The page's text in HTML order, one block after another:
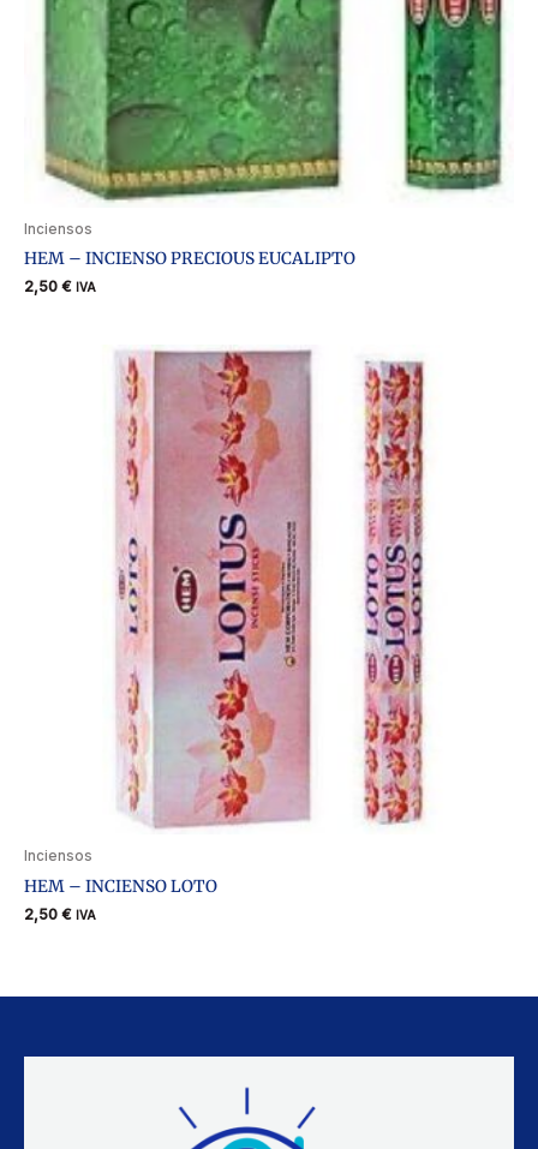
Inciensos
HEM – INCIENSO PRECIOUS EUCALIPTO
2,50 € IVA
Inciensos
HEM – INCIENSO LOTO
2,50 € IVA